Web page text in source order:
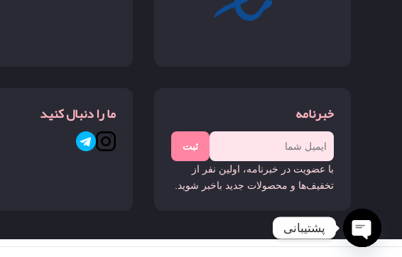
مارلی گالوی
مفیستو
خبرنامه
ثبت
با عضویت در خبرنامه، اولین نفر از
تخفیف‌ها و محصولات جدید باخبر شوید.
ما را دنبال کنید
پشتیبانی